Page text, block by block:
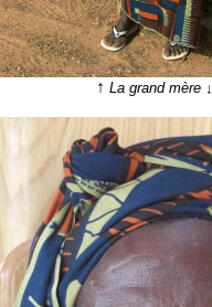
↑ La grand mère ↓